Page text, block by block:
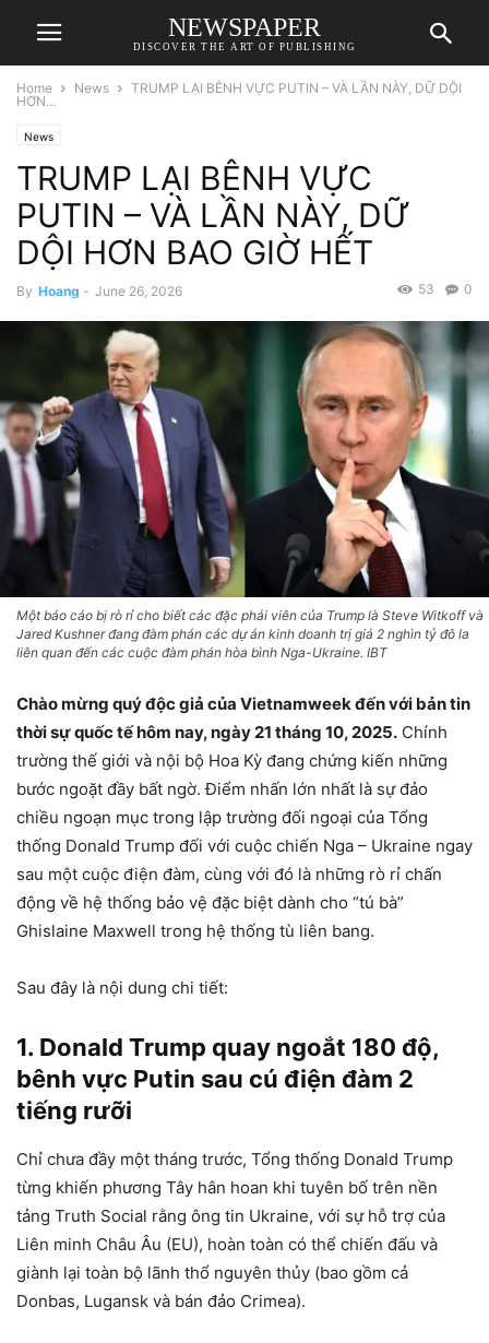
NEWSPAPER
DISCOVER THE ART OF PUBLISHING
Home News
TRUMP LẠI BÊNH VỰC PUTIN – VÀ LẦN NÀY, DỮ DỘI
HƠN...
News
TRUMP LẠI BÊNH VỰC
PUTIN – VÀ LẦN NÀY, DỮ
DỘI HƠN BAO GIỜ HẾT
By Hoang - June 26, 2026 0
53
Một báo cáo bị rò rỉ cho biết các đặc phái viên của Trump là Steve Witkoff và
Jared Kushner đang đàm phán các dự án kinh doanh trị giá 2 nghìn tỷ đô la
liên quan đến các cuộc đàm phán hòa bình Nga-Ukraine. IBT
Chào mừng quý độc giả của Vietnamweek đến với bản tin
thời sự quốc tế hôm nay, ngày 21 tháng 10, 2025. Chính
trường thế giới và nội bộ Hoa Kỳ đang chứng kiến những
bước ngoặt đầy bất ngờ. Điểm nhấn lớn nhất là sự đảo
chiều ngoạn mục trong lập trường đối ngoại của Tổng
thống Donald Trump đối với cuộc chiến Nga – Ukraine ngay
sau một cuộc điện đàm, cùng với đó là những rò rỉ chấn
động về hệ thống bảo vệ đặc biệt dành cho “tú bà”
Ghislaine Maxwell trong hệ thống tù liên bang.
Sau đây là nội dung chi tiết:
1. Donald Trump quay ngoắt 180 độ,
bênh vực Putin sau cú điện đàm 2
tiếng rưỡi
Chỉ chưa đầy một tháng trước, Tổng thống Donald Trump
từng khiến phương Tây hân hoan khi tuyên bố trên nền
tảng Truth Social rằng ông tin Ukraine, với sự hỗ trợ của
Liên minh Châu Âu (EU), hoàn toàn có thể chiến đấu và
giành lại toàn bộ lãnh thổ nguyên thủy (bao gồm cả
Donbas, Lugansk và bán đảo Crimea).